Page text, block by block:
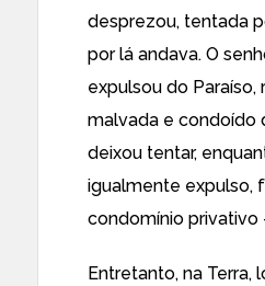
desprezou, tentada
por lá andava. O
expulsou do Paraíso,
malvada e condoído
deixou tentar,
igualmente expulso,
condomínio privativo
Entretanto, na Terra,